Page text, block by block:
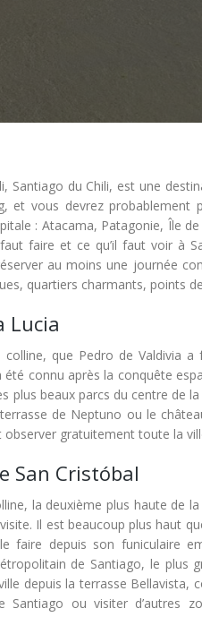
Santiago du Chili, est une
et vous devrez probablement
: Atacama, Patagonie, Île
faire et ce qu’il faut voir à
au moins une journée
quartiers charmants, points
Lucia
colline, que Pedro de Valdivia
été connu après la conquête
plus beaux parcs du centre de
de Neptuno ou le
observer gratuitement toute la
San Cristóbal
la deuxième plus haute de
Il est beaucoup plus haut
faire depuis son funiculaire
de Santiago, le plus
depuis la terrasse Bellavista,
Santiago ou visiter d’autres